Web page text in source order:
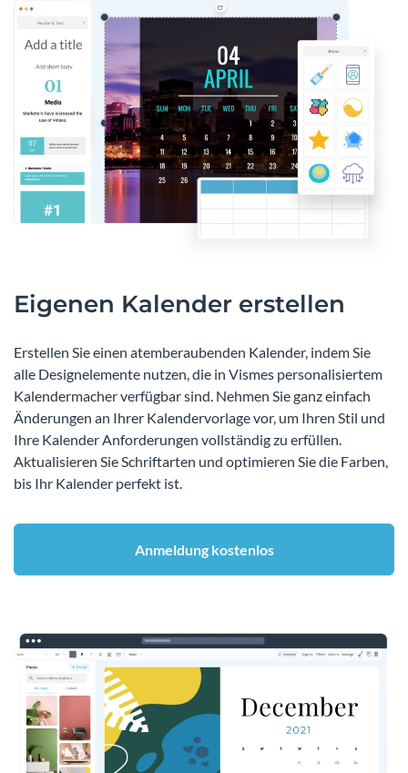
Eigenen Kalender erstellen
Erstellen Sie einen atemberaubenden Kalender, indem Sie
alle Designelemente nutzen, die in Vismes personalisiertem
Kalendermacher verfügbar sind. Nehmen Sie ganz einfach
Änderungen an Ihrer Kalendervorlage vor, um Ihren Stil und
Ihre Kalender Anforderungen vollständig zu erfüllen.
Aktualisieren Sie Schriftarten und optimieren Sie die Farben,
bis Ihr Kalender perfekt ist.
Anmeldung kostenlos